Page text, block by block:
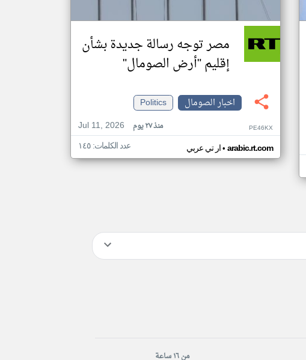
مصر توجه رسالة جديدة بشأن
إقليم "أرض الصومال"
اخبار الصومال
Politics
Jul 11, 2026
منذ ٢٧ يوم PE46KX
ار تي عربي• arabic.rt.com عدد الكلمات: ١٤٥
من ١٦ ساعة